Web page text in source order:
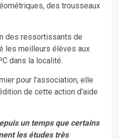
des trousseaux
des ressortissants de
les meilleurs élèves aux
dans la localité.
pour l’association, elle
de cette action d’aide
un temps que certains
les études très